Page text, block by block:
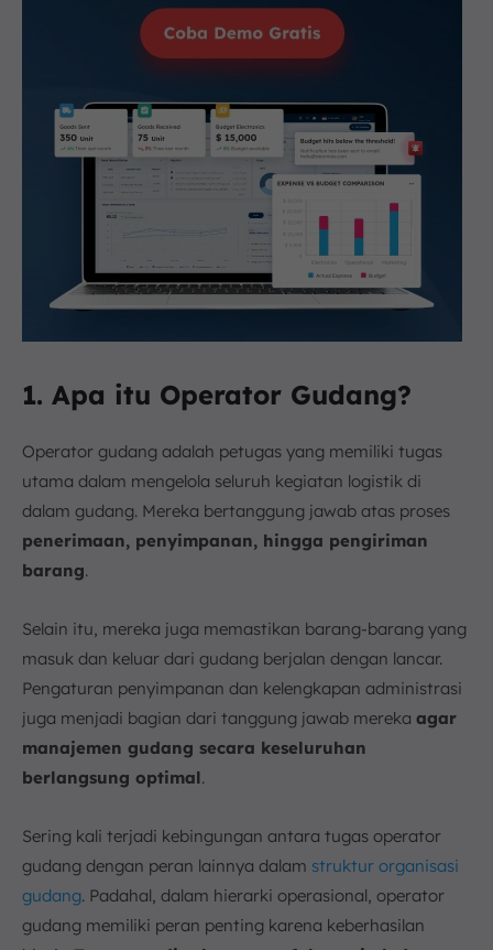
1. Apa itu Operator Gudang?
Operator gudang adalah petugas yang memiliki tugas
utama dalam mengelola seluruh kegiatan logistik di
dalam gudang. Mereka bertanggung jawab atas proses
penerimaan, penyimpanan, hingga pengiriman
barang.
Selain itu, mereka juga memastikan barang-barang yang
masuk dan keluar dari gudang berjalan dengan lancar.
Pengaturan penyimpanan dan kelengkapan administrasi
juga menjadi bagian dari tanggung jawab mereka agar
manajemen gudang secara keseluruhan
berlangsung optimal.
Sering kali terjadi kebingungan antara tugas operator
gudang dengan peran lainnya dalam struktur organisasi
gudang. Padahal, dalam hierarki operasional, operator
gudang memiliki peran penting karena keberhasilan